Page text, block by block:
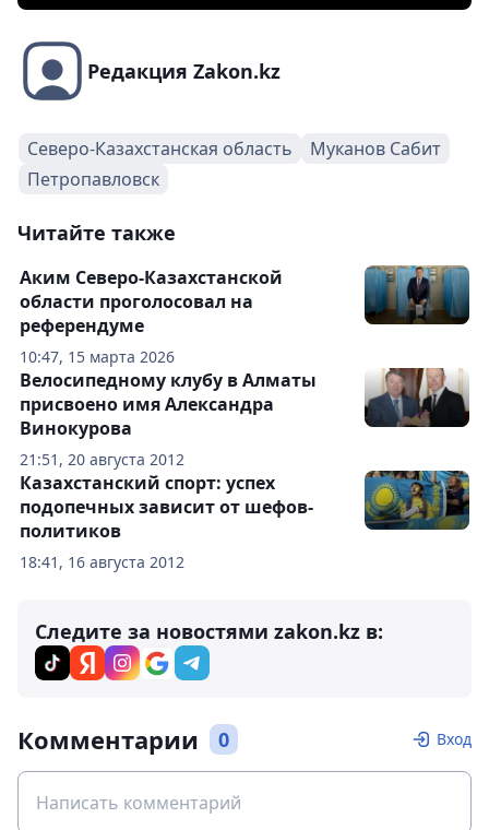
Редакция Zakon.kz
Северо-Казахстанская область
Муканов Сабит
Петропавловск
Читайте также
10:47, 15 марта 2026
Аким Северо-Казахстанской
области проголосовал на
референдуме
21:51, 20 августа 2012
Велосипедному клубу в Алматы
присвоено имя Александра
Винокурова
18:41, 16 августа 2012
Казахстанский спорт: успех
подопечных зависит от шефов-
политиков
Следите за новостями zakon.kz в:
Комментарии 0 Вход